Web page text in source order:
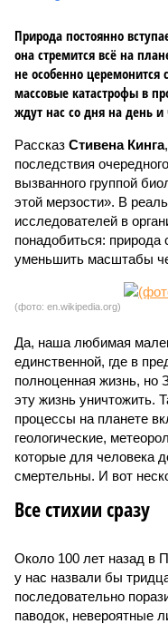
Природа постоянно
она стремится всё на
не особенно
массовые катастрофы в
ждут нас со дня на день и
Рассказ Стивена Кинга
последствия
вызванного группой
этой мерзости». В
исследователей в
понадобиться: природа
уменьшить масштабы
(фото: en.wikipedia.org)
Да, наша любимая
единственной, где в
полноценная жизнь, но
эту жизнь уничтожить.
процессы на планете
геологические,
которые для человека
смертельны. И вот
Все стихии сразу
Около 100 лет назад в
у нас назвали бы
последовательно
паводок, невероятные